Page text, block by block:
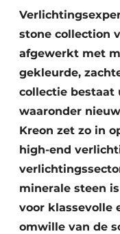
stone collection
afgewerkt met
gekleurde,
collectie
waaronder
Kreon zet zo in
high-end
minerale steen
voor klassevolle
omwille van de